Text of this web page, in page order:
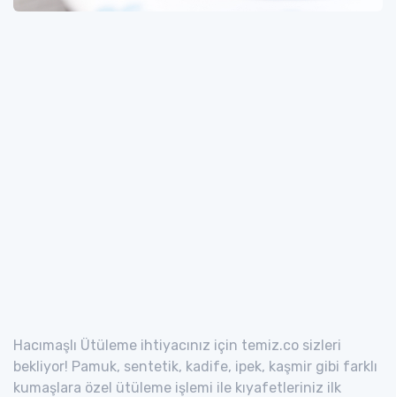
Hacımaşlı Ütüleme ihtiyacınız için temiz.co sizleri
bekliyor! Pamuk, sentetik, kadife, ipek, kaşmir gibi farklı
kumaşlara özel ütüleme işlemi ile kıyafetleriniz ilk